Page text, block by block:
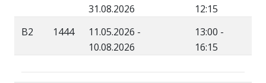
31.08.2026
12:15
B2
1444
11.05.2026 -
10.08.2026
13:00 -
16:15